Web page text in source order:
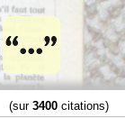
(sur 3400 citations)